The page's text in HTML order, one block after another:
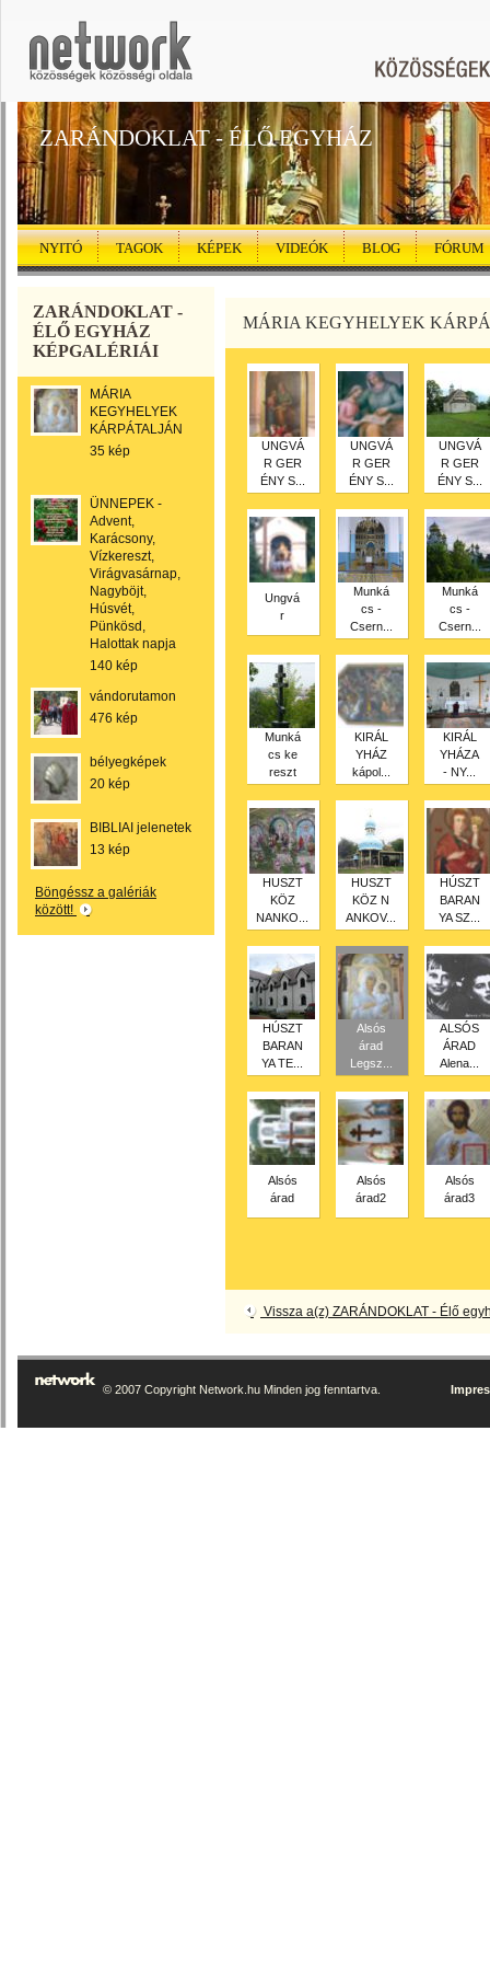
ZARÁNDOKLAT - ÉLŐ EGYHÁZ
NYITÓ TAGOK KÉPEK VIDEÓK BLOG FÓRUM
ZARÁNDOKLAT -
ÉLŐ EGYHÁZ
KÉPGALÉRIÁI
MÁRIA
KEGYHELYEK
KÁRPÁTALJÁN
35 kép
ÜNNEPEK -
Advent,
Karácsony,
Vízkereszt,
Virágvasárnap,
Nagyböjt,
Húsvét,
Pünkösd,
Halottak napja
140 kép
vándorutamon
476 kép
bélyegképek
20 kép
BIBLIAI jelenetek
13 kép
Böngéssz a galériák
között!
MÁRIA KEGYHELYEK
UNGVÁ
R GER
ÉNY S...
UNGVÁ
R GER
ÉNY S...
UNGVÁ
R GER
ÉNY S...
Ungvá
r
Munká
cs -
Csern...
Munká
cs -
Csern...
Munká
cs ke
reszt
KIRÁL
YHÁZ
kápol...
KIRÁL
YHÁZA
- NY...
HUSZT
KÖZ
NANKO...
HUSZT
KÖZ N
ANKOV...
HÚSZT
BARAN
YA SZ...
HÚSZT
BARAN
YA TE...
Alsós
árad
Legsz...
ALSÓS
ÁRAD
Alena...
Alsós
árad
Alsós
árad2
Alsós
árad3
Vissza a(z) ZARÁNDOKLAT - Élő
© 2007 Copyright Network.hu Minden jog fenntartva.